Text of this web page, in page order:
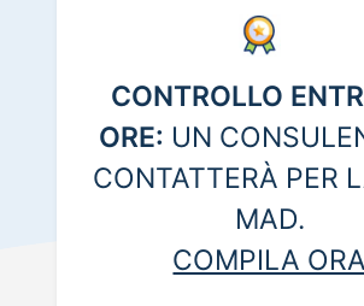
CONTROLLO
ORE: UN
CONTATTERÀ PER
MAD.
COMPILA ORA